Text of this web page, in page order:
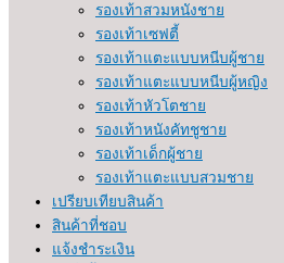
รองเท้าสวมหนังชาย
รองเท้าเซฟตี้
รองเท้าแตะแบบหนีบผู้ชาย
รองเท้าแตะแบบหนีบผู้หญิง
รองเท้าหัวโตชาย
รองเท้าหนังคัทชูชาย
รองเท้าเด็กผู้ชาย
รองเท้าแตะแบบสวมชาย
เปรียบเทียบสินค้า
สินค้าที่ชอบ
แจ้งชำระเงิน